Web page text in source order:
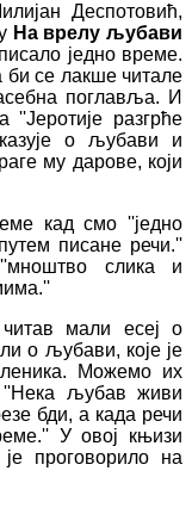
Деспотовић,
На врелу љубави
једно време.
би се лакше читале
поглавља. И
разгрће
о љубави и
му дарове, који
кад смо ''једно
писане речи.''
слика и
мали есеј о
о љубави, које је
Можемо их
''Нека љубав живи
бди, а када речи
У овој књизи
проговорило на